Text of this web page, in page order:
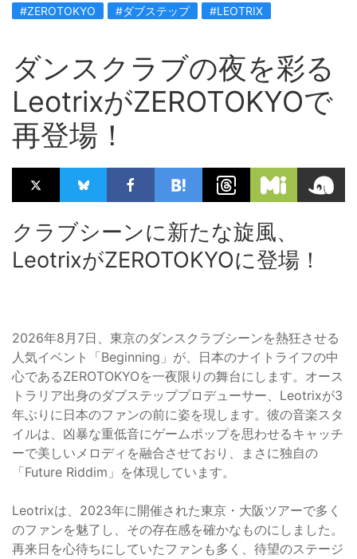
#ZEROTOKYO #ダブステップ #LEOTRIX
ダンスクラブの夜を彩る
LeotrixがZEROTOKYOで
再登場！
クラブシーンに新たな旋風、
LeotrixがZEROTOKYOに登場！
2026年8月7日、東京のダンスクラブシーンを熱狂させる
人気イベント「Beginning」が、日本のナイトライフの中
心であるZEROTOKYOを一夜限りの舞台にします。オース
トラリア出身のダブステッププロデューサー、Leotrixが3
年ぶりに日本のファンの前に姿を現します。彼の音楽スタ
イルは、凶暴な重低音にゲームポップを思わせるキャッチ
ーで美しいメロディを融合させており、まさに独自の
「Future Riddim」を体現しています。
Leotrixは、2023年に開催された東京・大阪ツアーで多く
のファンを魅了し、その存在感を確かなものにしました。
再来日を心待ちにしていたファンも多く、待望のステージ